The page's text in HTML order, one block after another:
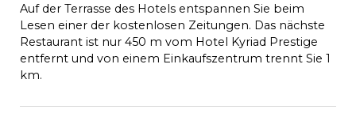
Auf der Terrasse des Hotels entspannen Sie beim
Lesen einer der kostenlosen Zeitungen. Das nächste
Restaurant ist nur 450 m vom Hotel Kyriad Prestige
entfernt und von einem Einkaufszentrum trennt Sie 1
km.